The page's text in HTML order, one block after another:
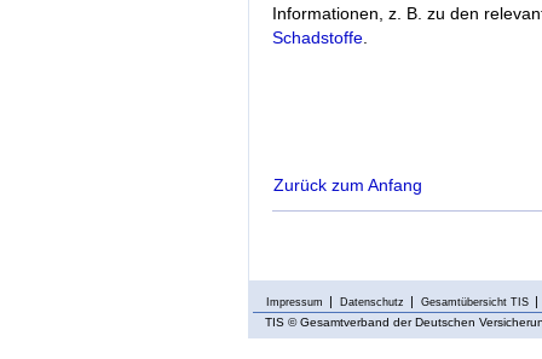
Informationen, z. B. zu den
Schadstoffe
Zurück zum Anfang
Impressum Datenschutz Gesamtübersicht TIS
TIS © Gesamtverband der Deutschen